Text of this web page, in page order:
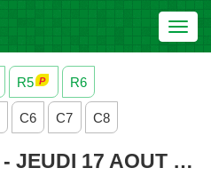
R5 R6
C6 C7 C8
R3 - SAINT MALO - JEUDI 17 AOUT 2023